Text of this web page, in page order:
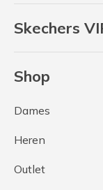
Skechers
Shop
Dames
Heren
Outlet